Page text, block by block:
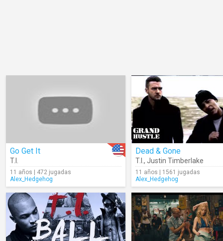
Go Get It
T.I.
11 años | 472 jugadas
Alex_Hedgehog
Dead & Gone
T.I. , Justin Timberlake
11 años | 1561 jugadas
Alex_Hedgehog